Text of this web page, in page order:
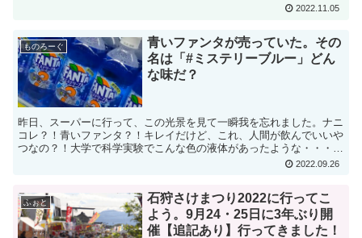
2022.11.05
ものろーぐ
青いファンタが売っていた。その
名は「#ミステリーブルー」どん
な味だ？
昨日、スーパーに行って、この光景を見て一瞬我を忘れました。ナニ
コレ？！青いファンタ？！キレイだけど、これ、人間が飲んでいいや
つなの？！大学で科学実験でこんな色の液体があったような・・・
で、どんな味があるんだろうと思って、名前をよく見ると、そ...
2022.09.26
ふぉと
石狩さけまつり2022に行ってこ
よう。9月24・25日に3年ぶり開
催【追記あり】行ってきました！